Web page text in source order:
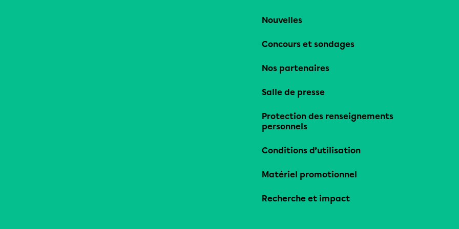
Nouvelles
Concours et sondages
Nos partenaires
Salle de presse
Protection des renseignements
personnels
Conditions d’utilisation
Matériel promotionnel
Recherche et impact